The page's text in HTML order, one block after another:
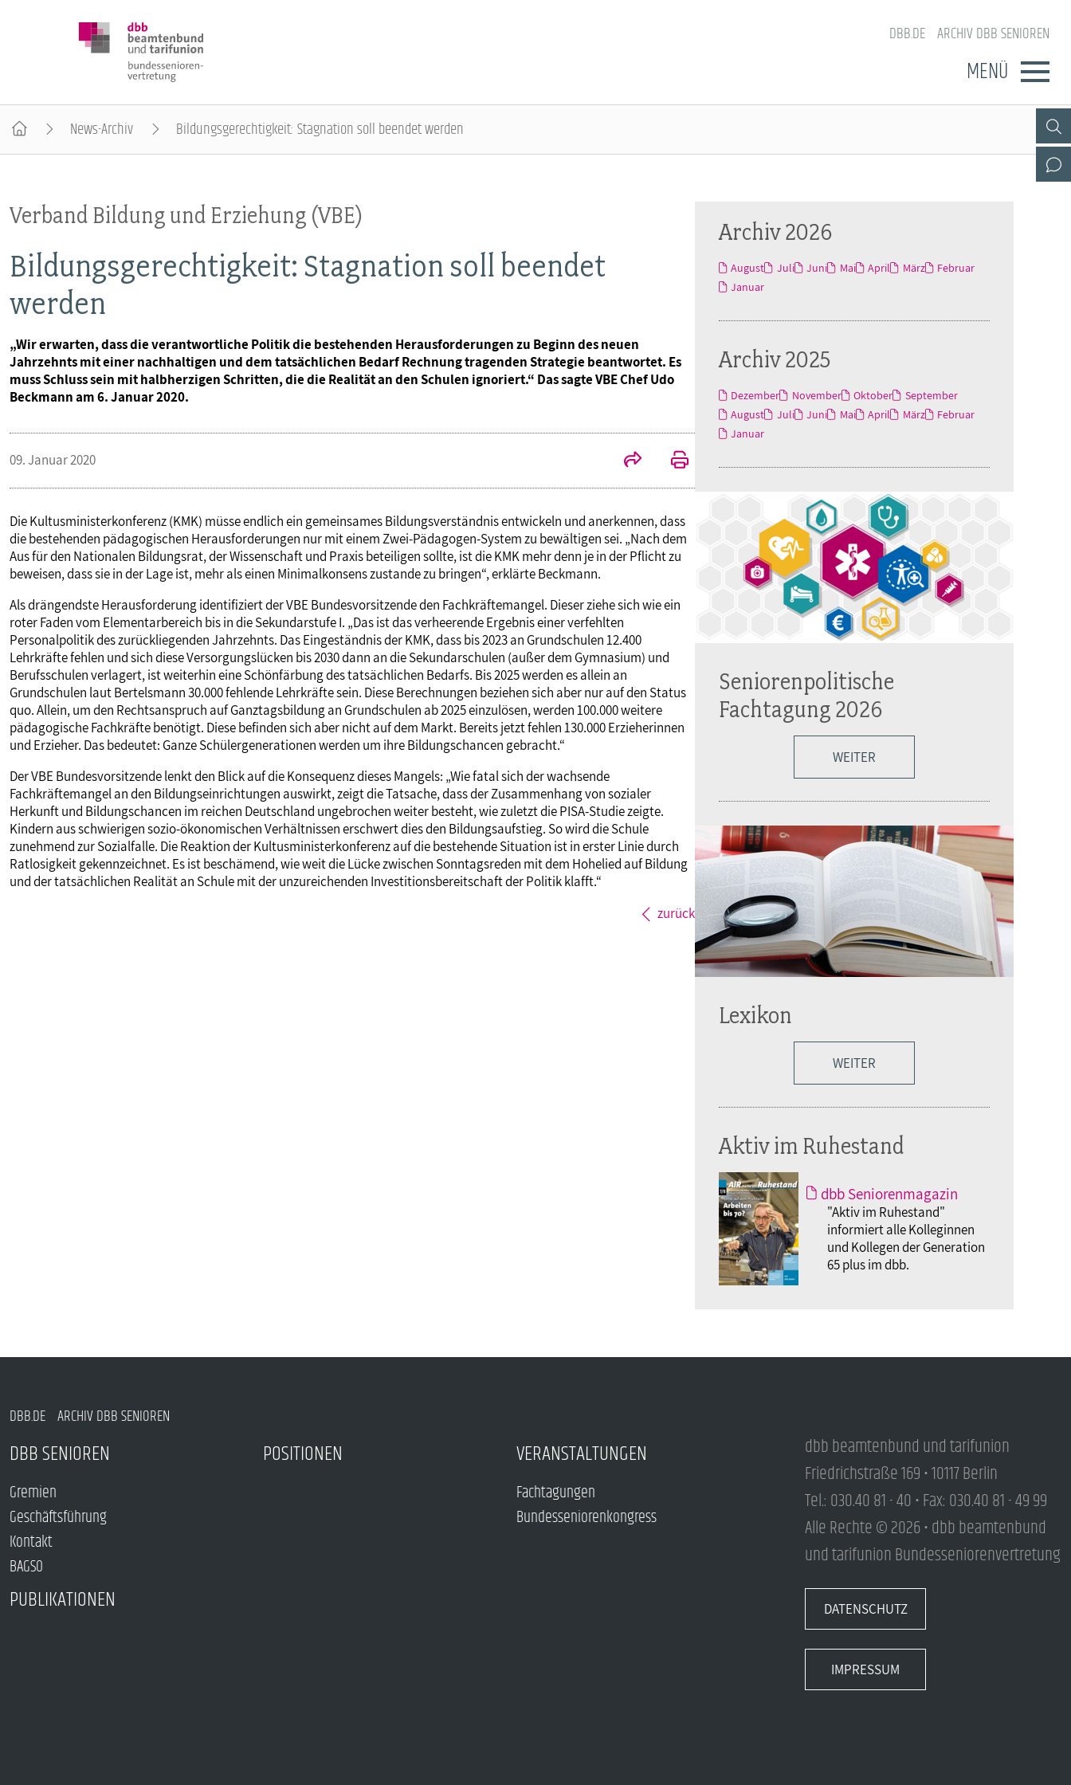
DBB.DE ARCHIV DBB SENIOREN
MENÜ
Geschäftsführung
Kontakt
BAGSO
POSITIONEN
VERANSTALTUNGEN
Bundesseniorenkongress
PUBLIKATIONEN
News-Archiv Bildungsgerechtigkeit: Stagnation soll beendet werden
Verband Bildung und Erziehung (VBE)
Bildungsgerechtigkeit: Stagnation soll beendet
werden
„Wir erwarten, dass die verantwortliche Politik die bestehenden Herausforderungen zu Beginn des neuen
Jahrzehnts mit einer nachhaltigen und dem tatsächlichen Bedarf Rechnung tragenden Strategie beantwortet. Es
muss Schluss sein mit halbherzigen Schritten, die die Realität an den Schulen ignoriert.“ Das sagte VBE Chef Udo
Beckmann am 6. Januar 2020.
09. Januar 2020
Die Kultusministerkonferenz (KMK) müsse endlich ein gemeinsames Bildungsverständnis entwickeln und anerkennen, dass
die bestehenden pädagogischen Herausforderungen nur mit einem Zwei-Pädagogen-System zu bewältigen sei. „Nach dem
Aus für den Nationalen Bildungsrat, der Wissenschaft und Praxis beteiligen sollte, ist die KMK mehr denn je in der Pflicht zu
beweisen, dass sie in der Lage ist, mehr als einen Minimalkonsens zustande zu bringen“, erklärte Beckmann.
Als drängendste Herausforderung identifiziert der VBE Bundesvorsitzende den Fachkräftemangel. Dieser ziehe sich wie ein
roter Faden vom Elementarbereich bis in die Sekundarstufe I. „Das ist das verheerende Ergebnis einer verfehlten
Personalpolitik des zurückliegenden Jahrzehnts. Das Eingeständnis der KMK, dass bis 2023 an Grundschulen 12.400
Lehrkräfte fehlen und sich diese Versorgungslücken bis 2030 dann an die Sekundarschulen (außer dem Gymnasium) und
Berufsschulen verlagert, ist weiterhin eine Schönfärbung des tatsächlichen Bedarfs. Bis 2025 werden es allein an
Grundschulen laut Bertelsmann 30.000 fehlende Lehrkräfte sein. Diese Berechnungen beziehen sich aber nur auf den Status
quo. Allein, um den Rechtsanspruch auf Ganztagsbildung an Grundschulen ab 2025 einzulösen, werden 100.000 weitere
pädagogische Fachkräfte benötigt. Diese befinden sich aber nicht auf dem Markt. Bereits jetzt fehlen 130.000 Erzieherinnen
und Erzieher. Das bedeutet: Ganze Schülergenerationen werden um ihre Bildungschancen gebracht.“
Der VBE Bundesvorsitzende lenkt den Blick auf die Konsequenz dieses Mangels: „Wie fatal sich der wachsende
Fachkräftemangel an den Bildungseinrichtungen auswirkt, zeigt die Tatsache, dass der Zusammenhang von sozialer
Herkunft und Bildungschancen im reichen Deutschland ungebrochen weiter besteht, wie zuletzt die PISA-Studie zeigte.
Kindern aus schwierigen sozio-ökonomischen Verhältnissen erschwert dies den Bildungsaufstieg. So wird die Schule
zunehmend zur Sozialfalle. Die Reaktion der Kultusministerkonferenz auf die bestehende Situation ist in erster Linie durch
Ratlosigkeit gekennzeichnet. Es ist beschämend, wie weit die Lücke zwischen Sonntagsreden mit dem Hohelied auf Bildung
und der tatsächlichen Realität an Schule mit der unzureichenden Investitionsbereitschaft der Politik klafft.“
zurück
Archiv 2026
August Juli Juni Mai April März
Februar
Januar
Archiv 2025
Dezember November Oktober
September
August
Juli Juni Mai April März
Februar
Januar
Seniorenpolitische
Fachtagung 2026
WEITER
Lexikon
WEITER
Aktiv im Ruhestand
dbb Seniorenmagazin
"Aktiv im Ruhestand"
informiert alle Kolleginnen
und Kollegen der Generation
65 plus im dbb.
DBB.DE ARCHIV DBB SENIOREN
DBB SENIOREN
Gremien
Geschäftsführung
Kontakt
BAGSO
POSITIONEN VERANSTALTUNGEN
Fachtagungen
Bundesseniorenkongress
PUBLIKATIONEN
dbb beamtenbund und tarifunion
Friedrichstraße 169 • 10117 Berlin
Tel.: 030.40 81 - 40 • Fax: 030.40 81 - 49 99
Alle Rechte © 2026 • dbb beamtenbund
und tarifunion Bundesseniorenvertretung
DATENSCHUTZ
IMPRESSUM